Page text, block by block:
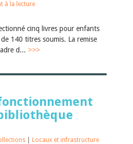
à la lecture
cinq livres pour enfants
140 titres soumis. La remise
d... >>>
Locaux et infrastructure